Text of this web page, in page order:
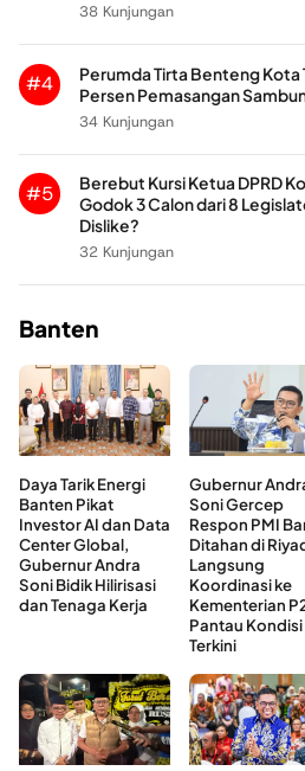
38 Kunjungan
#4
Perumda Tirta Benteng Kota
Persen Pemasangan
34 Kunjungan
#5
Berebut Kursi Ketua DPRD
Godok 3 Calon dari 8
Dislike?
32 Kunjungan
Banten
Daya Tarik Energi
Banten Pikat
Investor AI dan Data
Center Global,
Gubernur Andra
Soni Bidik Hilirisasi
dan Tenaga Kerja
Gubernur
Soni Gercep
Respon PMI
Ditahan di
Langsung
Koordinasi ke
Kementerian
Pantau Kondisi
Terkini